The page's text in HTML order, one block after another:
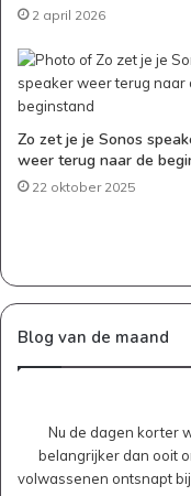
2 april 2026
Zo zet je je Sonos
weer terug naar de
22 oktober 2025
Blog van de maand
Nu de dagen korter
belangrijker dan ooit
volwassenen ontsnapt